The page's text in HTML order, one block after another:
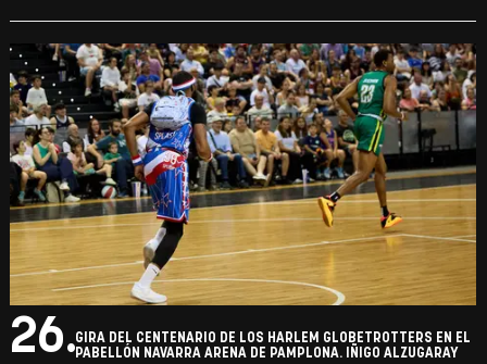
26.GIRA DEL CENTENARIO DE LOS HARLEM GLOBETROTTERS EN EL
PABELLÓN NAVARRA ARENA DE PAMPLONA. IÑIGO ALZUGARAY